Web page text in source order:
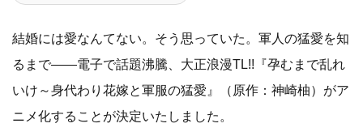
結婚には愛なんてない。そう思っていた。軍人の猛愛を知
るまで――電子で話題沸騰、大正浪漫TL!!『孕むまで乱れ
いけ～身代わり花嫁と軍服の猛愛』（原作：神崎柚）がア
ニメ化することが決定いたしました。